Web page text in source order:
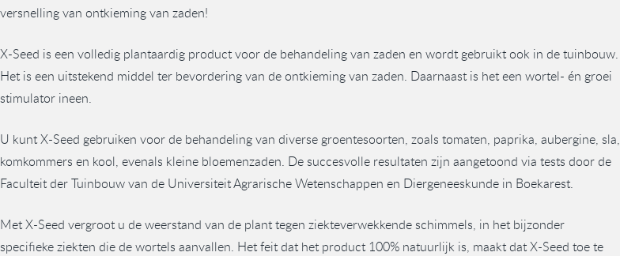
versnelling van ontkieming van zaden!
X-Seed is een volledig plantaardig product voor de behandeling van zaden en wordt gebruikt ook in de tuinbouw.
Het is een uitstekend middel ter bevordering van de ontkieming van zaden. Daarnaast is het een wortel- én groei
stimulator ineen.
U kunt X-Seed gebruiken voor de behandeling van diverse groentesoorten, zoals tomaten, paprika, aubergine, sla,
komkommers en kool, evenals kleine bloemenzaden. De succesvolle resultaten zijn aangetoond via tests door de
Faculteit der Tuinbouw van de Universiteit Agrarische Wetenschappen en Diergeneeskunde in Boekarest.
Met X-Seed vergroot u de weerstand van de plant tegen ziekteverwekkende schimmels, in het bijzonder
specifieke ziekten die de wortels aanvallen. Het feit dat het product 100% natuurlijk is, maakt dat X-Seed toe te